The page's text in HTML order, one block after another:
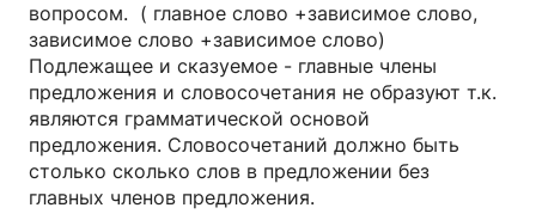
вопросом. ( главное слово +зависимое слово,
зависимое слово +зависимое слово)
Подлежащее и сказуемое - главные члены
предложения и словосочетания не образуют т.к.
являются грамматической основой
предложения. Словосочетаний должно быть
столько сколько слов в предложении без
главных членов предложения.